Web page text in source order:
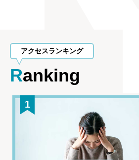
アクセスランキング
Ranking
1